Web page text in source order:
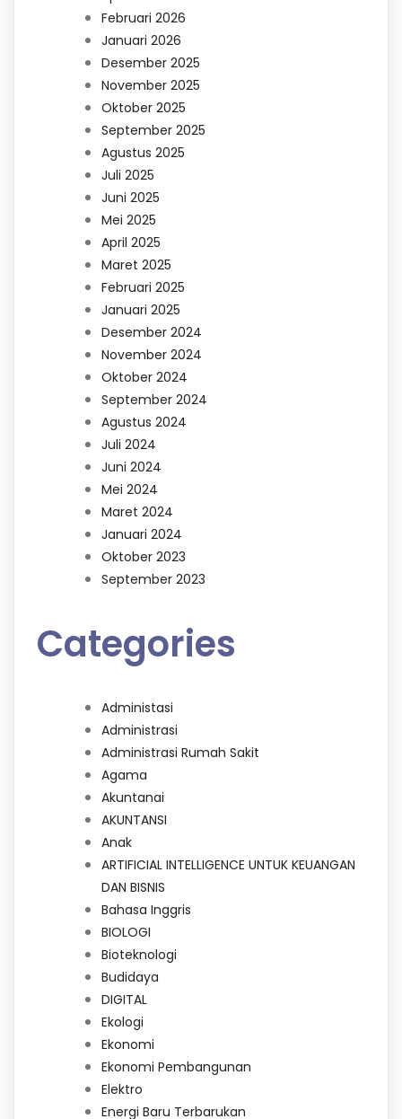
Februari 2026
Januari 2026
Desember 2025
November 2025
Oktober 2025
September 2025
Agustus 2025
Juli 2025
Juni 2025
Mei 2025
April 2025
Maret 2025
Februari 2025
Januari 2025
Desember 2024
November 2024
Oktober 2024
September 2024
Agustus 2024
Juli 2024
Juni 2024
Mei 2024
Maret 2024
Januari 2024
Oktober 2023
September 2023
Categories
Administasi
Administrasi
Administrasi Rumah Sakit
Agama
Akuntanai
AKUNTANSI
Anak
ARTIFICIAL INTELLIGENCE UNTUK KEUANGAN
DAN BISNIS
Bahasa Inggris
BIOLOGI
Bioteknologi
Budidaya
DIGITAL
Ekologi
Ekonomi
Ekonomi Pembangunan
Elektro
Energi Baru Terbarukan